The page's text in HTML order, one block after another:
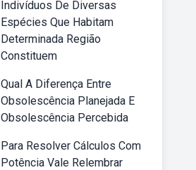
Indivíduos De Diversas
Espécies Que Habitam
Determinada Região
Constituem
Qual A Diferença Entre
Obsolescência Planejada E
Obsolescência Percebida
Para Resolver Cálculos Com
Potência Vale Relembrar